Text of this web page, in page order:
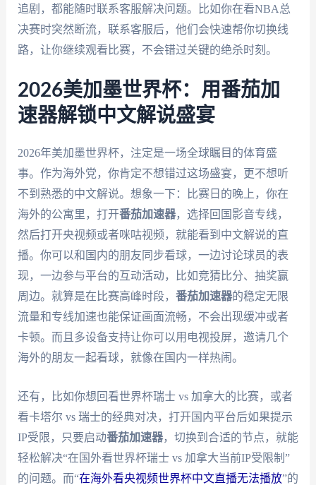
追剧，都能随时联系客服解决问题。比如你在看NBA总
决赛时突然断流，联系客服后，他们会快速帮你切换线
路，让你继续观看比赛，不会错过关键的绝杀时刻。
2026美加墨世界杯：用番茄加
速器解锁中文解说盛宴
2026年美加墨世界杯，注定是一场全球瞩目的体育盛
事。作为海外党，你肯定不想错过这场盛宴，更不想听
不到熟悉的中文解说。想象一下：比赛日的晚上，你在
海外的公寓里，打开番茄加速器，选择回国影音专线，
然后打开央视频或者咪咕视频，就能看到中文解说的直
播。你可以和国内的朋友同步看球，一边讨论球员的表
现，一边参与平台的互动活动，比如竞猜比分、抽奖赢
周边。就算是在比赛高峰时段， 番茄加速器的稳定无限
流量和专线加速也能保证画面流畅，不会出现缓冲或者
卡顿。而且多设备支持让你可以用电视投屏，邀请几个
海外的朋友一起看球，就像在国内一样热闹。
还有，比如你想回看世界杯瑞士 vs 加拿大的比赛，或者
看卡塔尔 vs 瑞士的经典对决，打开国内平台后如果提示
IP受限，只要启动番茄加速器，切换到合适的节点，就能
轻松解决“在国外看世界杯瑞士 vs 加拿大当前IP受限制”
的问题。而“在海外看央视频世界杯中文直播无法播放”的